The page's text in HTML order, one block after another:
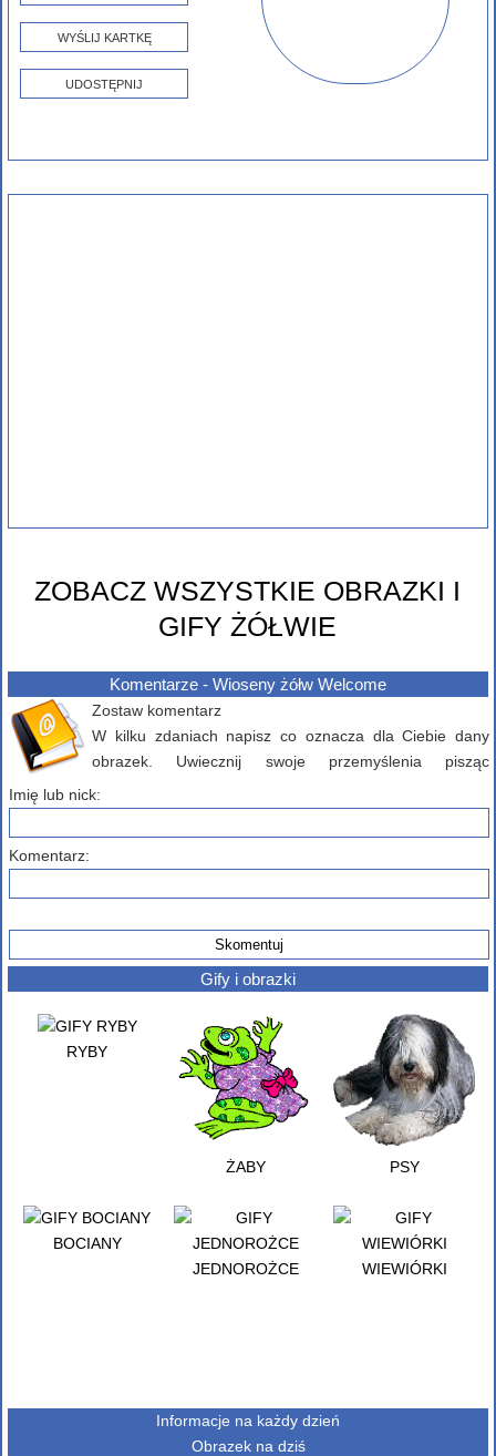
WYŚLIJ KARTKĘ
UDOSTĘPNIJ
ZOBACZ WSZYSTKIE OBRAZKI I
GIFY ŻÓŁWIE
Komentarze - Wioseny żółw Welcome
Zostaw komentarz
W kilku zdaniach napisz co oznacza dla Ciebie dany
obrazek. Uwiecznij swoje przemyślenia pisząc
Imię lub nick:
Komentarz:
Gify i obrazki
RYBY
ŻABY PSY
BOCIANY
JEDNOROŻCE
WIEWIÓRKI
Informacje na każdy dzień
Obrazek na dziś